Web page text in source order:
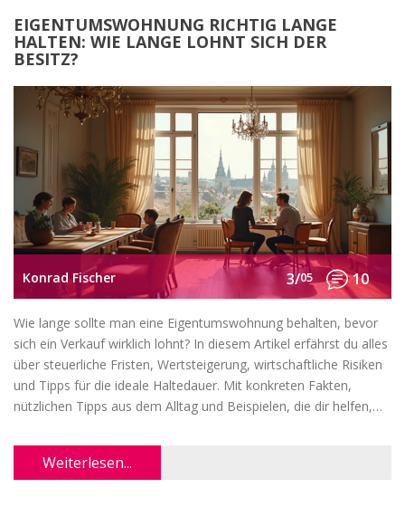
EIGENTUMSWOHNUNG RICHTIG LANGE
HALTEN: WIE LANGE LOHNT SICH DER
BESITZ?
Konrad Fischer 3/05 10
Wie lange sollte man eine Eigentumswohnung behalten, bevor
sich ein Verkauf wirklich lohnt? In diesem Artikel erfährst du alles
über steuerliche Fristen, Wertsteigerung, wirtschaftliche Risiken
und Tipps für die ideale Haltedauer. Mit konkreten Fakten,
nützlichen Tipps aus dem Alltag und Beispielen, die dir helfen,
herauszuholen.
Weiterlesen...